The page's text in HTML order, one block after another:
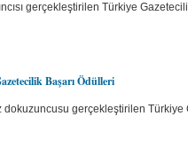
gerçekleştirilen Türkiye
Başarı Ödülleri
dokuzuncusu gerçekleştirilen Türkiye